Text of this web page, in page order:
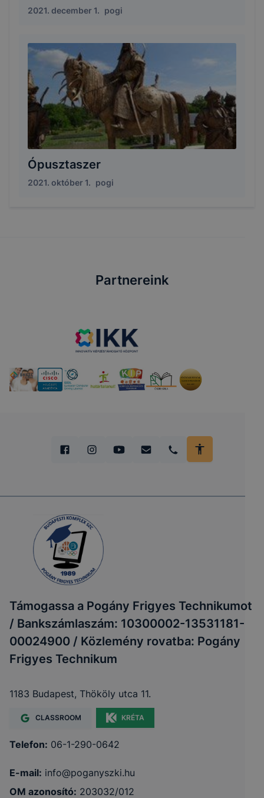
2021. december 1. pogi
Ópusztaszer
2021. október 1. pogi
Partnereink
Támogassa a Pogány Frigyes Technikumot
/ Bankszámlaszám: 10300002-13531181-
00024900 / Közlemény rovatba: Pogány
Frigyes Technikum
1183 Budapest, Thököly utca 11.
CLASSROOM KRÉTA
Telefon: 06-1-290-0642
E-mail: info@poganyszki.hu
OM azonosító: 203032/012